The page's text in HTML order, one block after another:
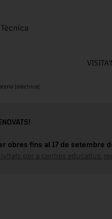
(elèctrica)
obres fins al 17 de setembre
per a centres educatius